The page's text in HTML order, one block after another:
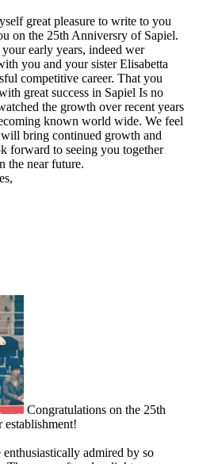
great pleasure to write to you
on the 25th Anniversry of Sapiel.
early years, indeed wer
you and your sister Elisabetta
competitive career. That you
great success in Sapiel Is no
the growth over recent years
known world wide. We feel
bring continued growth and
forward to seeing you together
the near future.
Congratulations on the 25th
enthusiastically admired by so